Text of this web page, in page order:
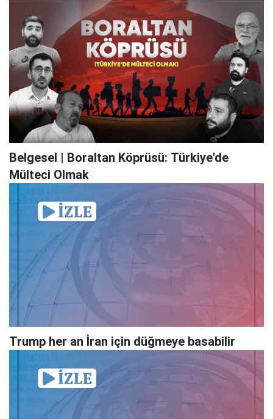
Belgesel | Boraltan Köprüsü: Türkiye'de
Mülteci Olmak
Trump her an İran için düğmeye basabilir